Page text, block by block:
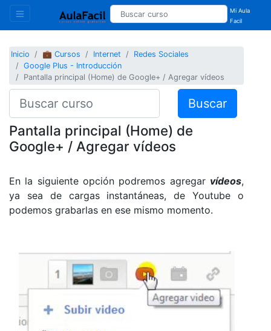
Mi Aula
Facil
Inicio 💼 Cursos Internet
Redes Sociales
Google Plus - Introducción
Pantalla principal (Home) de Google+ / Agregar vídeos
Buscar
Pantalla principal (Home) de
Google+ / Agregar vídeos
En la siguiente opción podremos agregar vídeos,
ya sea de cargas instantáneas, de Youtube o
podemos grabarlas en ese mismo momento.